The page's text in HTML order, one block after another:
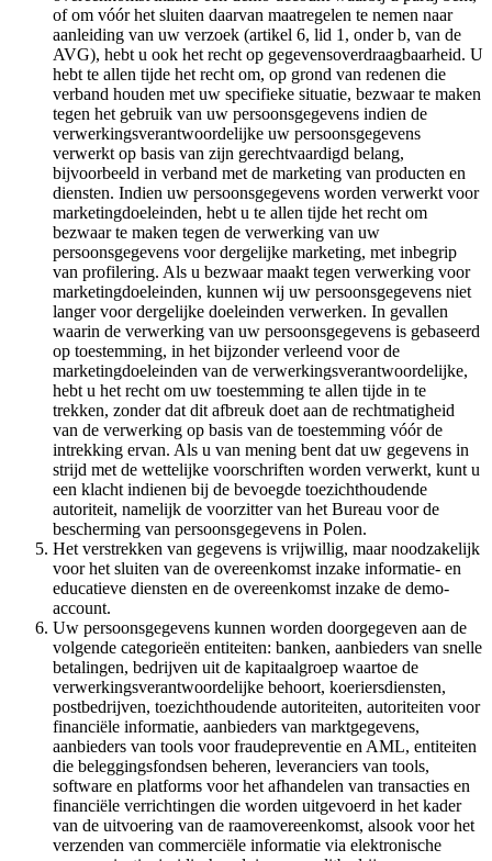
of om vóór het sluiten daarvan maatregelen te nemen naar
aanleiding van uw verzoek (artikel 6, lid 1, onder b, van de
AVG), hebt u ook het recht op gegevensoverdraagbaarheid. U
hebt te allen tijde het recht om, op grond van redenen die
verband houden met uw specifieke situatie, bezwaar te maken
tegen het gebruik van uw persoonsgegevens indien de
verwerkingsverantwoordelijke uw persoonsgegevens
verwerkt op basis van zijn gerechtvaardigd belang,
bijvoorbeeld in verband met de marketing van producten en
diensten. Indien uw persoonsgegevens worden verwerkt voor
marketingdoeleinden, hebt u te allen tijde het recht om
bezwaar te maken tegen de verwerking van uw
persoonsgegevens voor dergelijke marketing, met inbegrip
van profilering. Als u bezwaar maakt tegen verwerking voor
marketingdoeleinden, kunnen wij uw persoonsgegevens niet
langer voor dergelijke doeleinden verwerken. In gevallen
waarin de verwerking van uw persoonsgegevens is gebaseerd
op toestemming, in het bijzonder verleend voor de
marketingdoeleinden van de verwerkingsverantwoordelijke,
hebt u het recht om uw toestemming te allen tijde in te
trekken, zonder dat dit afbreuk doet aan de rechtmatigheid
van de verwerking op basis van de toestemming vóór de
intrekking ervan. Als u van mening bent dat uw gegevens in
strijd met de wettelijke voorschriften worden verwerkt, kunt u
een klacht indienen bij de bevoegde toezichthoudende
autoriteit, namelijk de voorzitter van het Bureau voor de
bescherming van persoonsgegevens in Polen.
Het verstrekken van gegevens is vrijwillig, maar noodzakelijk
voor het sluiten van de overeenkomst inzake informatie- en
educatieve diensten en de overeenkomst inzake de demo-
account.
Uw persoonsgegevens kunnen worden doorgegeven aan de
volgende categorieën entiteiten: banken, aanbieders van snelle
betalingen, bedrijven uit de kapitaalgroep waartoe de
verwerkingsverantwoordelijke behoort, koeriersdiensten,
postbedrijven, toezichthoudende autoriteiten, autoriteiten voor
financiële informatie, aanbieders van marktgegevens,
aanbieders van tools voor fraudepreventie en AML, entiteiten
die beleggingsfondsen beheren, leveranciers van tools,
software en platforms voor het afhandelen van transacties en
financiële verrichtingen die worden uitgevoerd in het kader
van de uitvoering van de raamovereenkomst, alsook voor het
verzenden van commerciële informatie via elektronische